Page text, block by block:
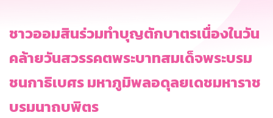
ชาวออมสินร่วมทำบุญตักบาตรเนื่องในวัน
คล้ายวันสวรรคตพระบาทสมเด็จพระบรม
ชนกาธิเบศร มหาภูมิพลอดุลยเดชมหาราช
บรมนาถบพิตร